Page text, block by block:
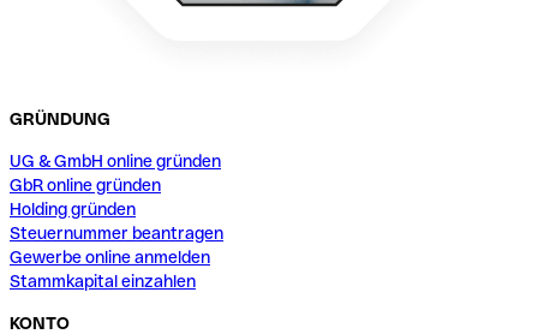
GRÜNDUNG
UG & GmbH online gründen
GbR online gründen
Holding gründen
Steuernummer beantragen
Gewerbe online anmelden
Stammkapital einzahlen
KONTO